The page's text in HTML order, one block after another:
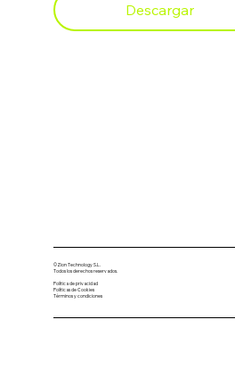
©Zion Technology S.L.
Todos los derechos reservados.
Política de privacidad
Políticas de Cookies
Términos y condiciones
Descargar